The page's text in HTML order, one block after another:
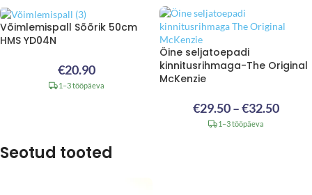
Võimlemispall Sõõrik 50cm
HMS YD04N
€20.90
1–3 tööpäeva
Öine seljatoepadi
kinnitusrihmaga-The Original
McKenzie
€29.50 –€32.50
1–3 tööpäeva
Seotud tooted